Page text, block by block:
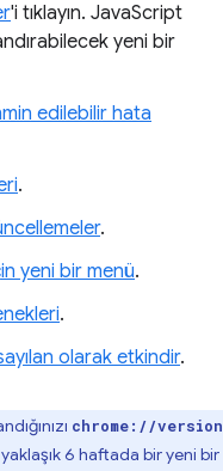
'i tıklayın. JavaScript
yeni bir
edilebilir hata
.
.
yeni bir menü.
.
olarak etkindir.
chrome://version
6 haftada bir yeni bir